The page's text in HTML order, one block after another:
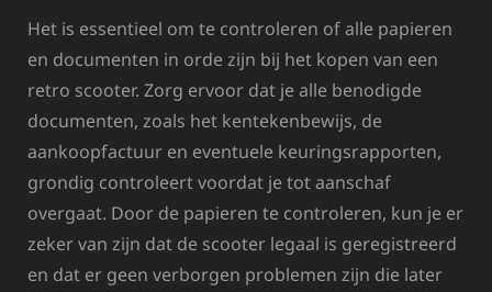
Het is essentieel om te controleren of alle papieren
en documenten in orde zijn bij het kopen van een
retro scooter. Zorg ervoor dat je alle benodigde
documenten, zoals het kentekenbewijs, de
aankoopfactuur en eventuele keuringsrapporten,
grondig controleert voordat je tot aanschaf
overgaat. Door de papieren te controleren, kun je er
zeker van zijn dat de scooter legaal is geregistreerd
en dat er geen verborgen problemen zijn die later